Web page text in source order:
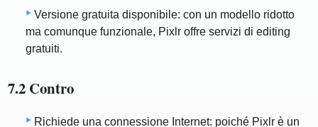
Versione gratuita disponibile: con un modello ridotto
ma comunque funzionale, Pixlr offre servizi di editing
gratuiti.
7.2 Contro
Richiede una connessione Internet: poiché Pixlr è un